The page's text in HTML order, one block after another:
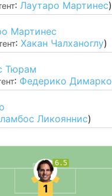
: Лаутаро Мартинес)
Мартинес
: Хакан Чалханоглу)
Тюрам
: Федерико Димарко
Ликояннис)
6.5
1